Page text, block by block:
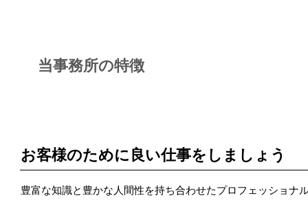
当事務所の特徴
お客様のために良い仕事をしましょう
豊富な知識と豊かな人間性を持ち合わせたプロフェッショ